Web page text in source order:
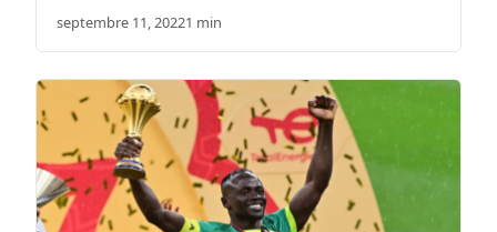
septembre 11, 20221 min